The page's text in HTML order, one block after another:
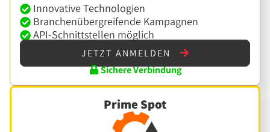
Innovative Technologien
Branchenübergreifende Kampagnen
API-Schnittstellen möglich
JETZT ANMELDEN
Sichere Verbindung
Prime Spot